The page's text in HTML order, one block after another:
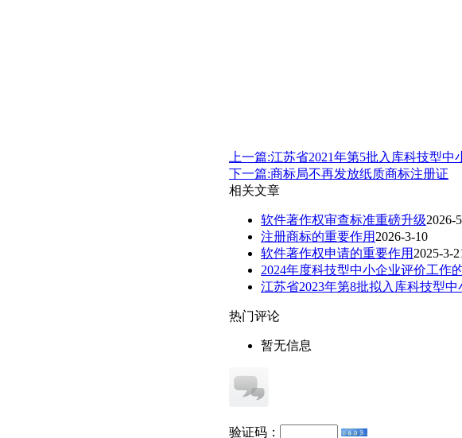
上一篇:江苏省2021年第5批入库科技型中
下一篇:商标局不再发放纸质商标注册证
相关文章
软件著作权审查标准重磅升级2026-
注册商标的重要作用 2026-3-10
软件著作权申请的重要作用 2025-3-
2024年度科技型中小企业评价工作
江苏省2023年第8批拟入库科技型
热门评论
暂无信息
验证码：